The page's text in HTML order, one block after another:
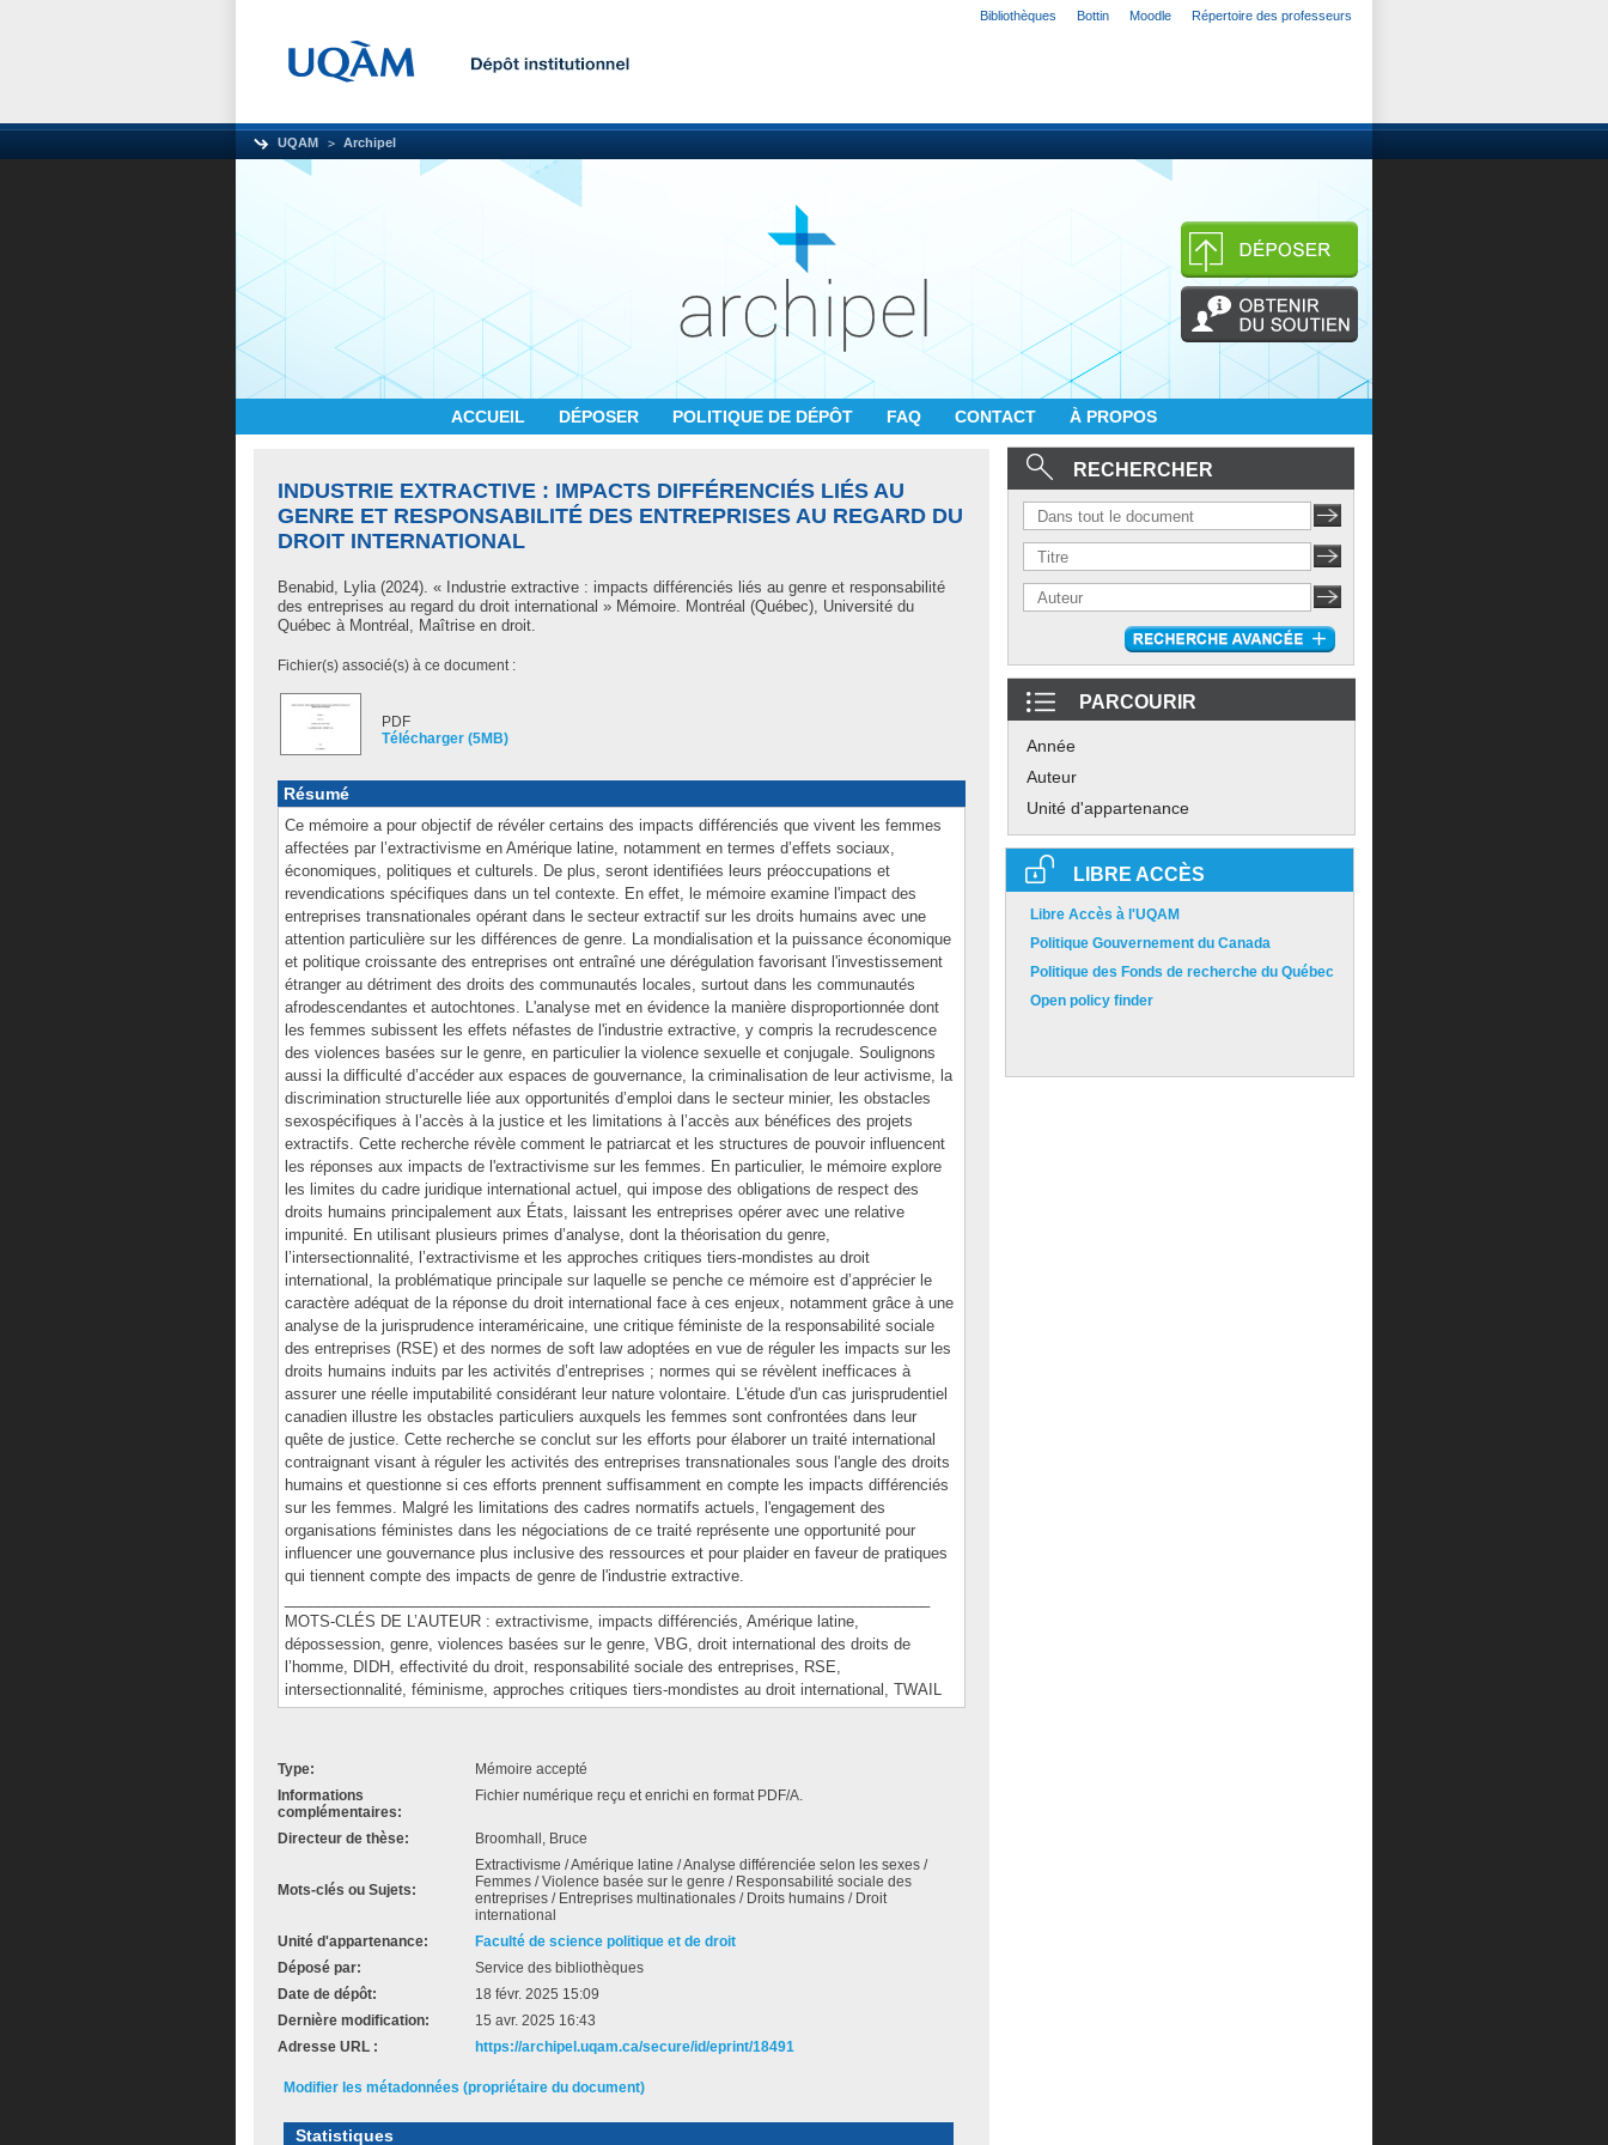
Bibliothèques Bottin Moodle Répertoire des professeurs
UQAM Archipel
ACCUEIL DÉPOSER POLITIQUE DE DÉPÔT FAQ CONTACT À PROPOS
INDUSTRIE EXTRACTIVE : IMPACTS DIFFÉRENCIÉS LIÉS AU
GENRE ET RESPONSABILITÉ DES ENTREPRISES AU REGARD DU
DROIT INTERNATIONAL
Benabid, Lylia(2024). « Industrie extractive : impacts différenciés liés au genre et responsabilité
des entreprises au regard du droit international » Mémoire. Montréal (Québec), Université du
Québec à Montréal, Maîtrise en droit.
Fichier(s) associé(s) à ce document :
PDF
Télécharger (5MB)
Résumé
Ce mémoire a pour objectif de révéler certains des impacts différenciés que vivent les femmes
affectées par l’extractivisme en Amérique latine, notamment en termes d’effets sociaux,
économiques, politiques et culturels. De plus, seront identifiées leurs préoccupations et
revendications spécifiques dans un tel contexte. En effet, le mémoire examine l'impact des
entreprises transnationales opérant dans le secteur extractif sur les droits humains avec une
attention particulière sur les différences de genre. La mondialisation et la puissance économique
et politique croissante des entreprises ont entraîné une dérégulation favorisant l'investissement
étranger au détriment des droits des communautés locales, surtout dans les communautés
afrodescendantes et autochtones. L'analyse met en évidence la manière disproportionnée dont
les femmes subissent les effets néfastes de l'industrie extractive, y compris la recrudescence
des violences basées sur le genre, en particulier la violence sexuelle et conjugale. Soulignons
aussi la difficulté d’accéder aux espaces de gouvernance, la criminalisation de leur activisme, la
discrimination structurelle liée aux opportunités d’emploi dans le secteur minier, les obstacles
sexospécifiques à l’accès à la justice et les limitations à l’accès aux bénéfices des projets
extractifs. Cette recherche révèle comment le patriarcat et les structures de pouvoir influencent
les réponses aux impacts de l'extractivisme sur les femmes. En particulier, le mémoire explore
les limites du cadre juridique international actuel, qui impose des obligations de respect des
droits humains principalement aux États, laissant les entreprises opérer avec une relative
impunité. En utilisant plusieurs primes d’analyse, dont la théorisation du genre,
l’intersectionnalité, l’extractivisme et les approches critiques tiers-mondistes au droit
international, la problématique principale sur laquelle se penche ce mémoire est d’apprécier le
caractère adéquat de la réponse du droit international face à ces enjeux, notamment grâce à une
analyse de la jurisprudence interaméricaine, une critique féministe de la responsabilité sociale
des entreprises (RSE) et des normes de soft law adoptées en vue de réguler les impacts sur les
droits humains induits par les activités d’entreprises ; normes qui se révèlent inefficaces à
assurer une réelle imputabilité considérant leur nature volontaire. L'étude d'un cas jurisprudentiel
canadien illustre les obstacles particuliers auxquels les femmes sont confrontées dans leur
quête de justice. Cette recherche se conclut sur les efforts pour élaborer un traité international
contraignant visant à réguler les activités des entreprises transnationales sous l'angle des droits
humains et questionne si ces efforts prennent suffisamment en compte les impacts différenciés
sur les femmes. Malgré les limitations des cadres normatifs actuels, l'engagement des
organisations féministes dans les négociations de ce traité représente une opportunité pour
influencer une gouvernance plus inclusive des ressources et pour plaider en faveur de pratiques
qui tiennent compte des impacts de genre de l'industrie extractive.
MOTS-CLÉS DE L’AUTEUR : extractivisme, impacts différenciés, Amérique latine,
dépossession, genre, violences basées sur le genre, VBG, droit international des droits de
l’homme, DIDH, effectivité du droit, responsabilité sociale des entreprises, RSE,
intersectionnalité, féminisme, approches critiques tiers-mondistes au droit international, TWAIL
Type:
Mémoire accepté
Informations
complémentaires:
Fichier numérique reçu et enrichi en format PDF/A.
Directeur de thèse: Broomhall, Bruce
Mots-clés ou Sujets:
Extractivisme / Amérique latine / Analyse différenciée selon les sexes /
Femmes / Violence basée sur le genre / Responsabilité sociale des
entreprises / Entreprises multinationales / Droits humains / Droit
international
Unité d'appartenance:
Faculté de science politique et de droit
Déposé par:
Service des bibliothèques
Date de dépôt:
18 févr. 2025 15:09
Dernière modification:
15 avr. 2025 16:43
Adresse URL :
https://archipel.uqam.ca/secure/id/eprint/18491
Modifier les métadonnées (propriétaire du document)
Statistiques
RECHERCHER
PARCOURIR
Année
Auteur
Unité d'appartenance
LIBRE ACCÈS
Libre Accès à l'UQAM
Politique Gouvernement du Canada
Politique des Fonds de recherche du Québec
Open policy finder